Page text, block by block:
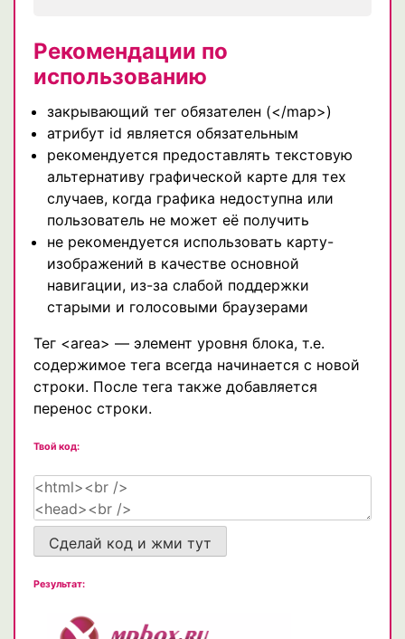
Рекомендации по
использованию
закрывающий тег обязателен (</map>)
атрибут id является обязательным
рекомендуется предоставлять текстовую
альтернативу графической карте для тех
случаев, когда графика недоступна или
пользователь не может её получить
не рекомендуется использовать карту-
изображений в качестве основной
навигации, из-за слабой поддержки
старыми и голосовыми браузерами
Тег <area> — элемент уровня блока, т.е.
содержимое тега всегда начинается с новой
строки. После тега также добавляется
перенос строки.
Твой код:
Сделай код и жми тут
Результат: